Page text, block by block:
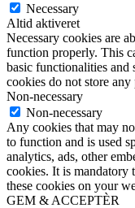
Necessary
Altid aktiveret
Necessary cookies are
function properly. This
basic functionalities and
cookies do not store
Non-necessary
Non-necessary
Any cookies that may
to function and is used
analytics, ads, other
cookies. It is mandatory
these cookies on your
GEM & ACCEPTÈR